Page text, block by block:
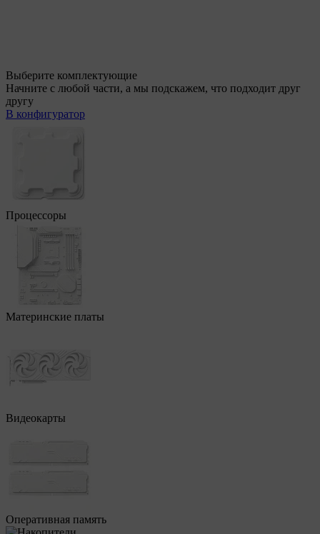
Выберите комплектующие
Начните с любой части, а мы подскажем, что подходит друг
другу
В конфигуратор
Процессоры
Материнские платы
Видеокарты
Оперативная память